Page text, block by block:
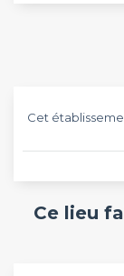
Cet
Ce lieu